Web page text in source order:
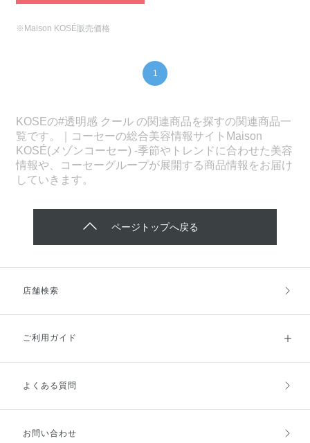
※Maison KOSÉ販売価格
1
KOSEの#透明感 クール の関連商品を探すの関連商品一
覧です。｜コーセーの総合美容情報サイトMaison
KOSÉ(メゾンコーセー) -季節やトレンドに合わせた美容
情報や、コーセーグループが展開する商品情報をお届け
していきます。
ページトップへ戻る
店舗検索
ご利用ガイド
ご利用ガイドトップ
お支払方法
よくある質問
お問い合わせ